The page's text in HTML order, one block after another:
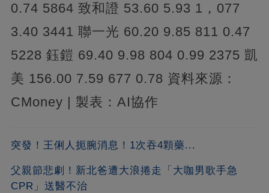
0.74 5864 致和證 53.60 5.93 1，077
3.40 3441 聯一光 60.20 9.85 811 0.47
5228 鈺鎧 69.40 9.98 804 0.99 2375 凱
美 156.00 7.59 677 0.78 資料來源：
CMoney | 製表：AI協作
突發！王俐人扼腕消息！1次吞4顆藥...
父親節悲劇！新北爸遭大浪捲走「大咖男歌手急
CPR」送醫不治